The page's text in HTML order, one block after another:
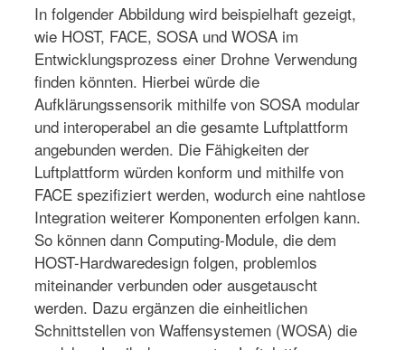
In folgender Abbildung wird beispielhaft gezeigt,
wie HOST, FACE, SOSA und WOSA im
Entwicklungsprozess einer Drohne Verwendung
finden könnten. Hierbei würde die
Aufklärungssensorik mithilfe von SOSA modular
und interoperabel an die gesamte Luftplattform
angebunden werden. Die Fähigkeiten der
Luftplattform würden konform und mithilfe von
FACE spezifiziert werden, wodurch eine nahtlose
Integration weiterer Komponenten erfolgen kann.
So können dann Computing-Module, die dem
HOST-Hardwaredesign folgen, problemlos
miteinander verbunden oder ausgetauscht
werden. Dazu ergänzen die einheitlichen
Schnittstellen von Waffensystemen (WOSA) die